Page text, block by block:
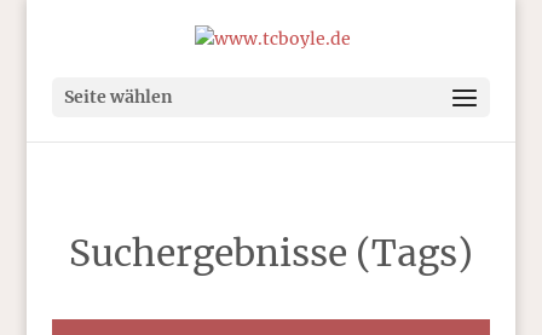
Seite wählen
Suchergebnisse (Tags)